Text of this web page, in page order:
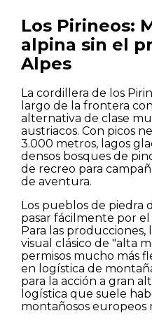
Los Pirineos:
alpina sin el
Alpes
La cordillera de los
largo de la frontera
alternativa de clase
austriacos. Con picos
3.000 metros, lagos
densos bosques de
de recreo para
de aventura.
Los pueblos de piedra
pasar fácilmente por
Para las producciones,
visual clásico de "alta
permisos mucho más
en logística de
para la acción a gran
logística que suele
montañosos europeos